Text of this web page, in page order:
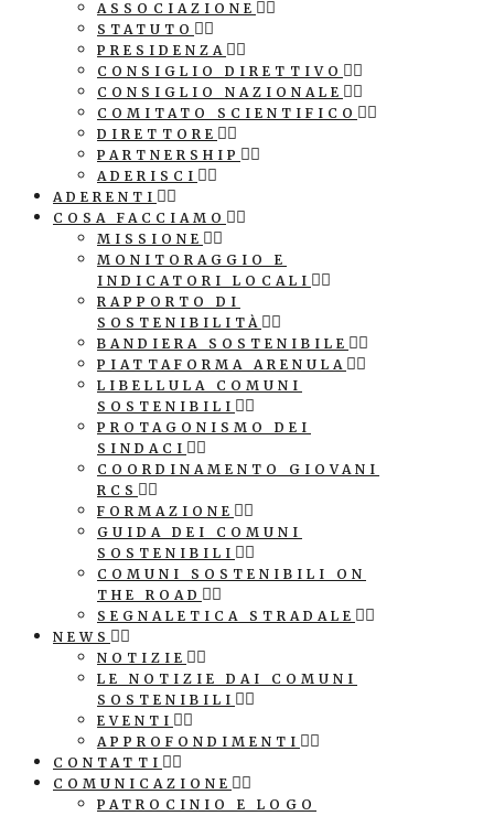
ASSOCIAZIONE
STATUTO
PRESIDENZA
CONSIGLIO DIRETTIVO
CONSIGLIO NAZIONALE
COMITATO SCIENTIFICO
DIRETTORE
PARTNERSHIP
ADERISCI
ADERENTI
COSA FACCIAMO
MISSIONE
MONITORAGGIO E
INDICATORI LOCALI
RAPPORTO DI
SOSTENIBILITÀ
BANDIERA SOSTENIBILE
PIATTAFORMA ARENULA
LIBELLULA COMUNI
SOSTENIBILI
PROTAGONISMO DEI
SINDACI
COORDINAMENTO GIOVANI
RCS
FORMAZIONE
GUIDA DEI COMUNI
SOSTENIBILI
COMUNI SOSTENIBILI ON
THE ROAD
SEGNALETICA STRADALE
NEWS
NOTIZIE
LE NOTIZIE DAI COMUNI
SOSTENIBILI
EVENTI
APPROFONDIMENTI
CONTATTI
COMUNICAZIONE
PATROCINIO E LOGO